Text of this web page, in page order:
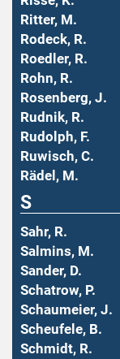
Ritter, M.
Rodeck, R.
Roedler, R.
Rohn, R.
Rosenberg, J.
Rudnik, R.
Rudolph, F.
Ruwisch, C.
Rädel, M.
S
Sahr, R.
Salmins, M.
Sander, D.
Schatrow, P.
Schaumeier, J.
Scheufele, B.
Schmidt, R.